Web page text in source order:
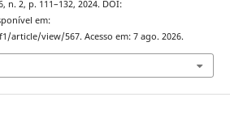
n. 2, p. 111–132, 2024. DOI:
em:
view/567. Acesso em: 7 ago. 2026.